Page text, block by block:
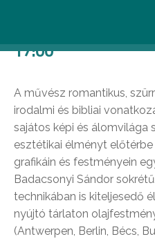
17:00
A művész romantikus,
irodalmi és bibliai
sajátos képi és álomvilága
esztétikai élményt előtérbe
grafikáin és festményein
Badacsonyi Sándor
technikában is kiteljesedő
nyújtó tárlaton
(Antwerpen, Berlin, Bécs,